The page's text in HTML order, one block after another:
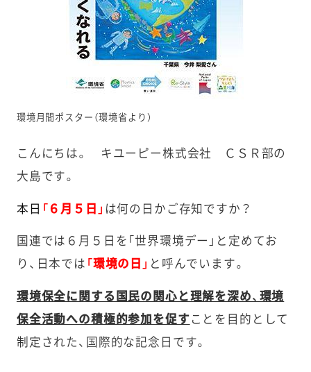
環境月間ポスター（環境省より）
こんにちは。 キユーピー株式会社 ＣＳＲ部の
大島です。
本日 「６月５日」 は何の日かご存知ですか？
国連では６月５日を「世界環境デー」と定めてお
り、日本では 「環境の日」 と呼んでいます。
環境保全に関する国民の関心と理解を深め、環境
保全活動への積極的参加を促す ことを目的として
制定された、国際的な記念日です。